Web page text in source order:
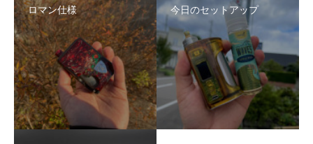
ロマン仕様 今日のセットアップ